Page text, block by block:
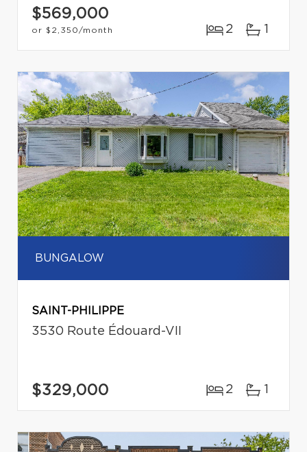
$569,000
or $2,350 /month 2 1
BUNGALOW
SAINT-PHILIPPE
3530 Route Édouard-VII
$329,000 2 1